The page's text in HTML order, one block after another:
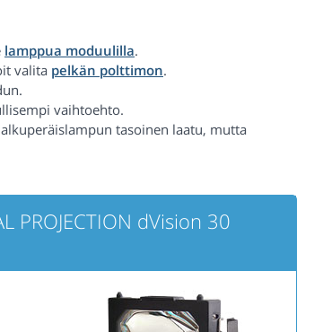
lamppua moduulilla.
valita pelkän polttimon.
vaihtoehto.
tasoinen laatu, mutta
PROJECTION dVision 30